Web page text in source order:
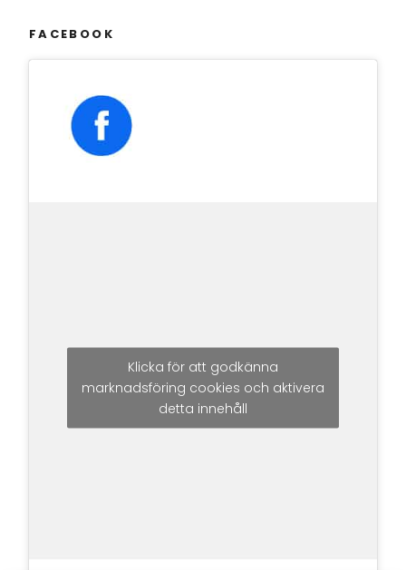
FACEBOOK
Klicka för att godkänna
marknadsföring cookies och aktivera
detta innehåll